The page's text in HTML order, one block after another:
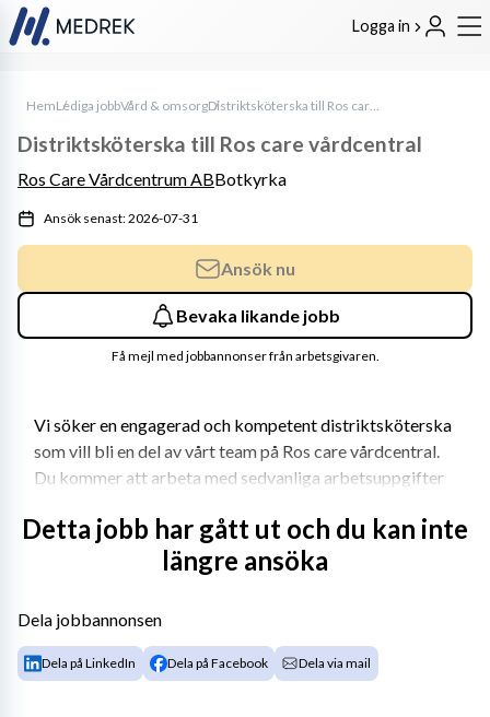
Logga in
HemLediga jobbVård & omsorg Distriktsköterska till Ros care vårdcentral
Vi söker en engagerad och kompetent distriktsköterska
som vill bli en del av vårt team på Ros care vårdcentral.
Du kommer att arbeta med sedvanliga arbetsuppgifter
telefonrådgivning, patientbedömning och uppföljning.
Vi erbjuder en trevlig arbetsmiljö, nära samarbete med
kompetensutveckling.
Detta jobb har gått ut och du kan inte
längre ansöka
Distriktsköterska till Ros care vårdcentral
Ros Care Vårdcentrum ABBotkyrka
Ansök senast: 2026-07-31
Ansök nu
Bevaka likande jobb
Få mejl med jobbannonser från arbetsgivaren.
Dela jobbannonsen
Dela på LinkedIn Dela på Facebook Dela via mail